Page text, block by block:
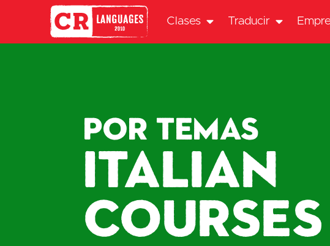
Clases Traducir
Por temas
Italian
COURSES